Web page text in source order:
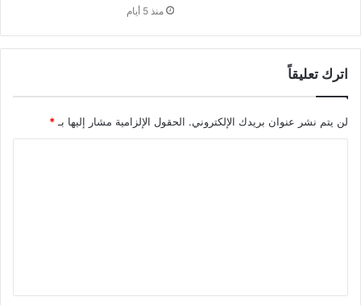
منذ 5 أيام
اترك تعليقاً
لن يتم نشر عنوان بريدك الإلكتروني. الحقول الإلزامية مشار إليها بـ *
ق